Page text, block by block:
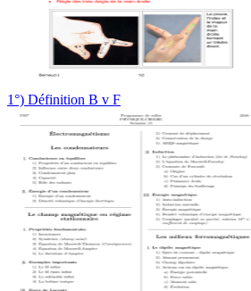
1°) Définition B v F